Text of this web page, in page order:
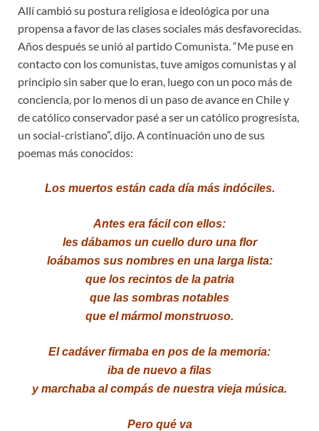
Allí cambió su postura religiosa e ideológica por una
propensa a favor de las clases sociales más desfavorecidas.
Años después se unió al partido Comunista. “Me puse en
contacto con los comunistas, tuve amigos comunistas y al
principio sin saber que lo eran, luego con un poco más de
conciencia, por lo menos di un paso de avance en Chile y
de católico conservador pasé a ser un católico progresista,
un social-cristiano”, dijo. A continuación uno de sus
poemas más conocidos:
Los muertos están cada día más indóciles.
Antes era fácil con ellos:
les dábamos un cuello duro una flor
loábamos sus nombres en una larga lista:
que los recintos de la patria
que las sombras notables
que el mármol monstruoso.
El cadáver firmaba en pos de la memoria:
iba de nuevo a filas
y marchaba al compás de nuestra vieja música.
Pero qué va